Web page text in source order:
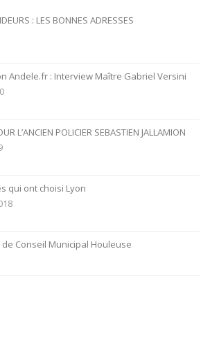
: LES BONNES ADRESSES
Andele.fr : Interview Maître Gabriel Versini
L’ANCIEN POLICIER SEBASTIEN JALLAMION
qui ont choisi Lyon
de Conseil Municipal Houleuse